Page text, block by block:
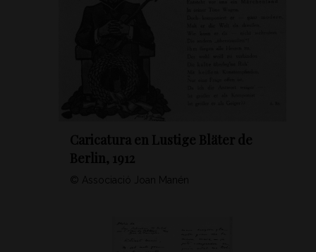
Caricatura en Lustige Bläter de
Berlin, 1912
© Associació Joan Manén